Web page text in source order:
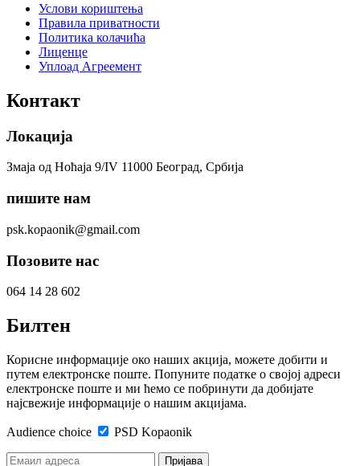
Услови кориштења
Правила приватности
Политика колачића
Лиценце
Уплоад Агреемент
Контакт
Локација
Змаја од Ноћаја 9/IV 11000 Београд, Србија
пишите нам
psk.kopaonik@gmail.com
Позовите нас
064 14 28 602
Билтен
Корисне информације око наших акција, можете добити и
путем електронске поште. Попуните податке о својој адреси
електронске поште и ми ћемо се побринути да добијате
најсвежије информације о нашим акцијама.
Audience choice PSD Kopaonik